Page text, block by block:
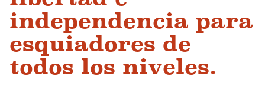
independencia para
esquiadores de
todos los niveles.